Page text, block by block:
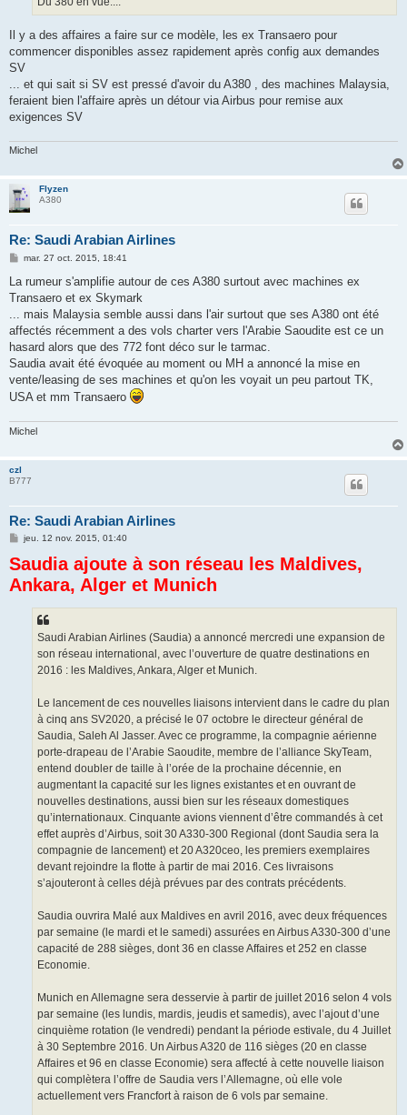
Il y a des affaires a faire sur ce modèle, les ex Transaero pour
commencer disponibles assez rapidement après config aux demandes
SV
... et qui sait si SV est pressé d'avoir du A380 , des machines Malaysia,
feraient bien l'affaire après un détour via Airbus pour remise aux
exigences SV
Michel
Flyzen
A380
Re: Saudi Arabian Airlines
M
s
a
g
mar. 27 oct. 2015, 18:41
La rumeur s'amplifie autour de ces A380 surtout avec machines ex
Transaero et ex Skymark
... mais Malaysia semble aussi dans l'air surtout que ses A380 ont été
affectés récemment a des vols charter vers l'Arabie Saoudite est ce un
hasard alors que des 772 font déco sur le tarmac.
Saudia avait été évoquée au moment ou MH a annoncé la mise en
vente/leasing de ses machines et qu'on les voyait un peu partout TK,
USA et mm Transaero
Michel
czl
B777
Re: Saudi Arabian Airlines
M
s
s
a
g
jeu. 12 nov. 2015, 01:40
Saudia ajoute à son réseau les Maldives,
Ankara, Alger et Munich
Saudi Arabian Airlines (Saudia) a annoncé mercredi une expansion de
son réseau international, avec l’ouverture de quatre destinations en
2016 : les Maldives, Ankara, Alger et Munich.
Le lancement de ces nouvelles liaisons intervient dans le cadre du plan
à cinq ans SV2020, a précisé le 07 octobre le directeur général de
Saudia, Saleh Al Jasser. Avec ce programme, la compagnie aérienne
porte-drapeau de l’Arabie Saoudite, membre de l’alliance SkyTeam,
entend doubler de taille à l’orée de la prochaine décennie, en
augmentant la capacité sur les lignes existantes et en ouvrant de
nouvelles destinations, aussi bien sur les réseaux domestiques
qu’internationaux. Cinquante avions viennent d’être commandés à cet
effet auprès d’Airbus, soit 30 A330-300 Regional (dont Saudia sera la
compagnie de lancement) et 20 A320ceo, les premiers exemplaires
devant rejoindre la flotte à partir de mai 2016. Ces livraisons
s’ajouteront à celles déjà prévues par des contrats précédents.
Saudia ouvrira Malé aux Maldives en avril 2016, avec deux fréquences
par semaine (le mardi et le samedi) assurées en Airbus A330-300 d’une
capacité de 288 sièges, dont 36 en classe Affaires et 252 en classe
Economie.
Munich en Allemagne sera desservie à partir de juillet 2016 selon 4 vols
par semaine (les lundis, mardis, jeudis et samedis), avec l’ajout d’une
cinquième rotation (le vendredi) pendant la période estivale, du 4 Juillet
à 30 Septembre 2016. Un Airbus A320 de 116 sièges (20 en classe
Affaires et 96 en classe Economie) sera affecté à cette nouvelle liaison
qui complètera l’offre de Saudia vers l’Allemagne, où elle vole
actuellement vers Francfort à raison de 6 vols par semaine.